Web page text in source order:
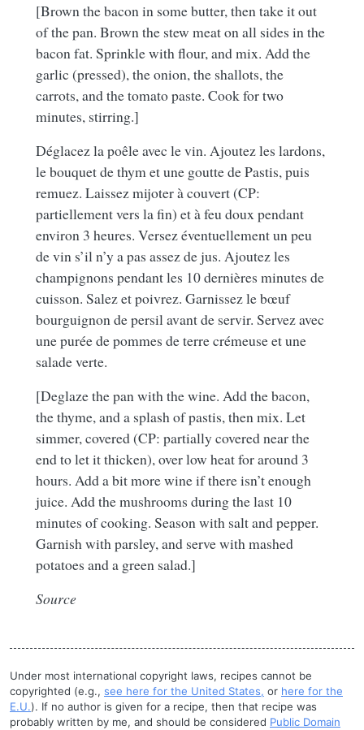
[Brown the bacon in some butter, then take it out
of the pan. Brown the stew meat on all sides in the
bacon fat. Sprinkle with flour, and mix. Add the
garlic (pressed), the onion, the shallots, the
carrots, and the tomato paste. Cook for two
minutes, stirring.]
Déglacez la poêle avec le vin. Ajoutez les lardons,
le bouquet de thym et une goutte de Pastis, puis
remuez. Laissez mijoter à couvert (CP:
partiellement vers la fin) et à feu doux pendant
environ 3 heures. Versez éventuellement un peu
de vin s’il n’y a pas assez de jus. Ajoutez les
champignons pendant les 10 dernières minutes de
cuisson. Salez et poivrez. Garnissez le bœuf
bourguignon de persil avant de servir. Servez avec
une purée de pommes de terre crémeuse et une
salade verte.
[Deglaze the pan with the wine. Add the bacon,
the thyme, and a splash of pastis, then mix. Let
simmer, covered (CP: partially covered near the
end to let it thicken), over low heat for around 3
hours. Add a bit more wine if there isn’t enough
juice. Add the mushrooms during the last 10
minutes of cooking. Season with salt and pepper.
Garnish with parsley, and serve with mashed
potatoes and a green salad.]
Source
Under most international copyright laws, recipes cannot be
copyrighted (e.g., see here for the United States, or here for the
E.U.). If no author is given for a recipe, then that recipe was
probably written by me, and should be considered Public Domain